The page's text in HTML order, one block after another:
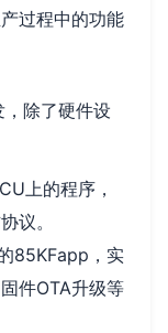
过程中的功能
除了硬件设
上的程序，
议。
85KFapp，实
件OTA升级等